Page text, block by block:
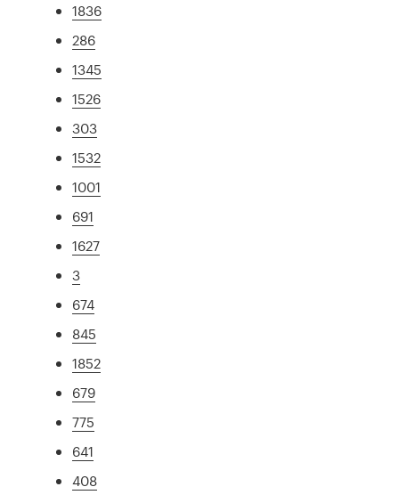
1836
286
1345
1526
303
1532
1001
691
1627
3
674
845
1852
679
775
641
408